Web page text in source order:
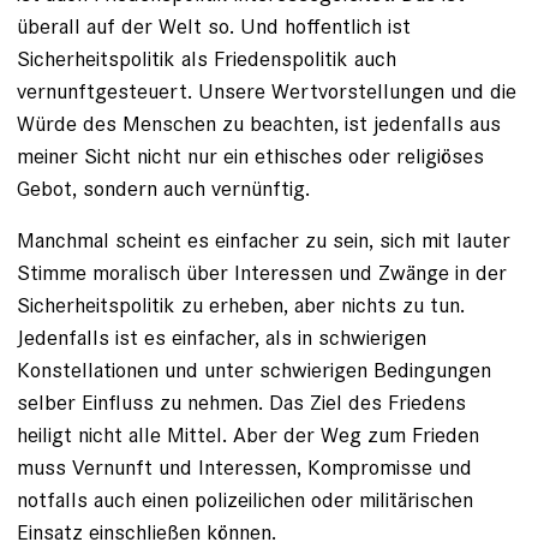
überall auf der Welt so. Und hoffentlich ist
Sicherheitspolitik als Friedenspolitik auch
vernunftgesteuert. Unsere Wertvorstellungen und die
Würde des Menschen zu beachten, ist jedenfalls aus
meiner Sicht nicht nur ein ethisches oder religiöses
Gebot, sondern auch vernünftig.
Manchmal scheint es einfacher zu sein, sich mit ­lauter
Stimme moralisch über Interessen und Zwänge in der
Sicherheitspolitik zu erheben, aber nichts zu tun.
Jedenfalls ist es einfacher, als in schwierigen
Konstellationen und unter schwierigen Bedingungen
selber Einfluss zu nehmen. Das Ziel des Friedens
heiligt nicht alle Mittel. Aber der Weg zum Frieden
muss Vernunft und Interessen, Kompromisse und
notfalls auch einen polizeilichen oder militärischen
Einsatz einschließen können.